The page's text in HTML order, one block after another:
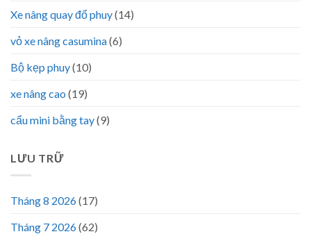
Xe nâng quay đổ phuy(14)
vỏ xe nâng casumina(6)
Bộ kẹp phuy(10)
xe nâng cao (19)
cẩu mini bằng tay(9)
LƯU TRỮ
Tháng 8 2026(17)
Tháng 7 2026(62)